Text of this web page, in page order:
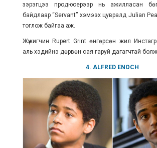
зэрэгцээ продюсерээр нь ажилласан
байдлаар “Servant” хэмээх цувралд Julian
тоглож байгаа аж.
Жүжигчин Rupert Grint өнгөрсөн жил
аль хэдийнэ дөрвөн сая гаруй дагагчтай
4. ALFRED ENOCH